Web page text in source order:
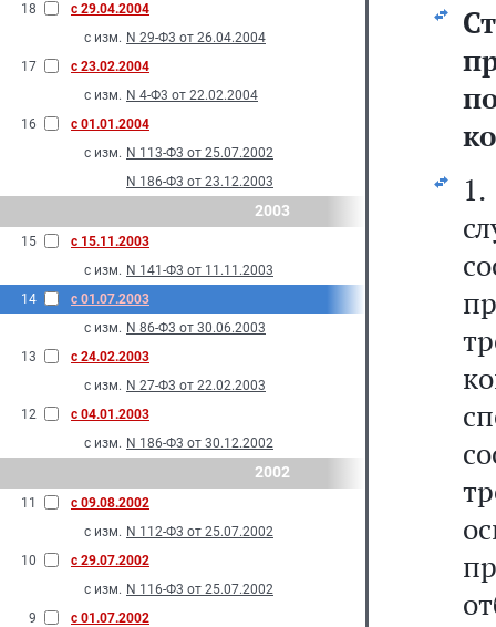
18
с 29.04.2004
с изм. N 29-Ф3 от 26.04.2004
17
с 23.02.2004
с изм. N 4-Ф3 от 22.02.2004
16
с 01.01.2004
с изм. N 113-Ф3 от 25.07.2002
N 186-Ф3 от 23.12.2003
2003
15
с 15.11.2003
с изм. N 141-Ф3 от 11.11.2003
14
с 01.07.2003
с изм. N 86-Ф3 от 30.06.2003
13
с 24.02.2003
с изм. N 27-Ф3 от 22.02.2003
12
с 04.01.2003
с изм. N 186-Ф3 от 30.12.2002
2002
11
с 09.08.2002
с изм. N 112-Ф3 от 25.07.2002
10
с 29.07.2002
с изм. N 116-Ф3 от 25.07.2002
9
с 01.07.2002